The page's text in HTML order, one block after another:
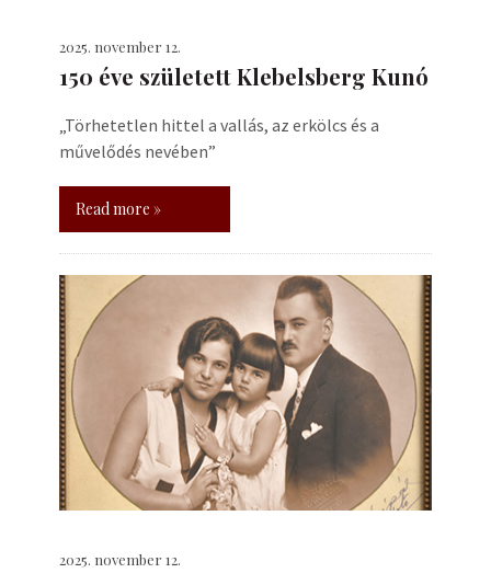
2025. november 12.
150 éve született Klebelsberg Kunó
„Törhetetlen hittel a vallás, az erkölcs és a
művelődés nevében”
Read more »
2025. november 12.